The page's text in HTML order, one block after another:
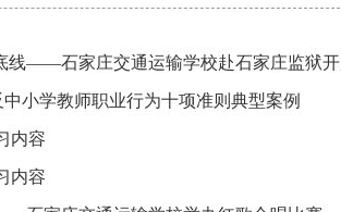
线——石家庄交通运输学校赴石家庄监狱
小学教师职业行为十项准则典型案例
内容
内容